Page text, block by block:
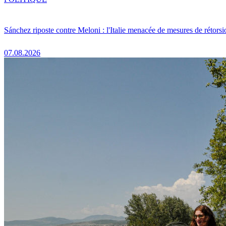
Sánchez riposte contre Meloni : l'Italie menacée de mesures de
07.08.2026